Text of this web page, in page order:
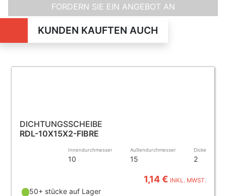
FORDERN SIE EIN ANGEBOT AN
KUNDEN KAUFTEN AUCH
DICHTUNGSSCHEIBE
RDL-10X15X2-FIBRE
Innendurchmesser
10
Außendurchmesser
15
Dicke
2
1,14 € INKL. MWST.
50+ stücke auf Lager